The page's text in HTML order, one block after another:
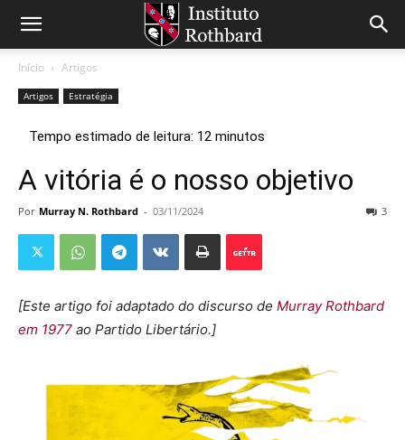
Início Artigos
Artigos Estratégia
A vitória é o nosso objetivo
Por Murray N. Rothbard - 03/11/2024 3
[Este artigo foi adaptado do discurso de Murray Rothbard
em 1977 ao Partido Libertário.]